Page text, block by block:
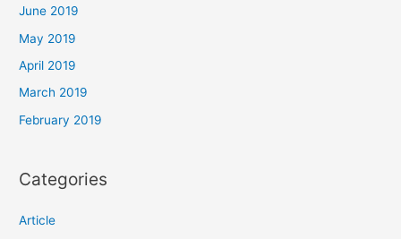
June 2019
May 2019
April 2019
March 2019
February 2019
Categories
Article